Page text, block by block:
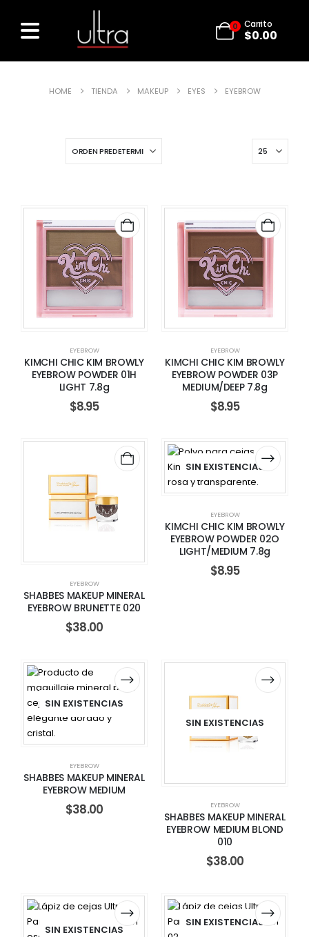
0 Carrito
$0.00
HOME TIENDA MAKEUP EYES EYEBROW
EYEBROW
KIMCHI CHIC KIM BROWLY
EYEBROW POWDER 01H
LIGHT 7.8g
$8.95
EYEBROW
KIMCHI CHIC KIM BROWLY
EYEBROW POWDER 03P
MEDIUM/DEEP 7.8g
$8.95
EYEBROW
SHABBES MAKEUP MINERAL
EYEBROW BRUNETTE 020
$38.00
SIN EXISTENCIAS
EYEBROW
KIMCHI CHIC KIM BROWLY
EYEBROW POWDER 02O
LIGHT/MEDIUM 7.8g
$8.95
SIN EXISTENCIAS
EYEBROW
SHABBES MAKEUP MINERAL
EYEBROW MEDIUM
$38.00
SIN EXISTENCIAS
EYEBROW
SHABBES MAKEUP MINERAL
EYEBROW MEDIUM BLOND
010
$38.00
SIN EXISTENCIAS
SIN EXISTENCIAS